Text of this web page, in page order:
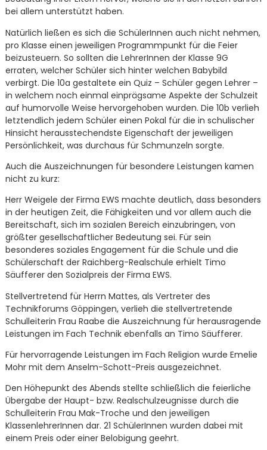
bei allem unterstützt haben.
Natürlich ließen es sich die SchülerInnen auch nicht nehmen,
pro Klasse einen jeweiligen Programmpunkt für die Feier
beizusteuern. So sollten die LehrerInnen der Klasse 9G
erraten, welcher Schüler sich hinter welchen Babybild
verbirgt. Die 10a gestaltete ein Quiz – Schüler gegen Lehrer –
in welchem noch einmal einprägsame Aspekte der Schulzeit
auf humorvolle Weise hervorgehoben wurden. Die 10b verlieh
letztendlich jedem Schüler einen Pokal für die in schulischer
Hinsicht herausstechendste Eigenschaft der jeweiligen
Persönlichkeit, was durchaus für Schmunzeln sorgte.
Auch die Auszeichnungen für besondere Leistungen kamen
nicht zu kurz:
Herr Weigele der Firma EWS machte deutlich, dass besonders
in der heutigen Zeit, die Fähigkeiten und vor allem auch die
Bereitschaft, sich im sozialen Bereich einzubringen, von
größter gesellschaftlicher Bedeutung sei. Für sein
besonderes soziales Engagement für die Schule und die
Schülerschaft der Raichberg-Realschule erhielt Timo
Säufferer den Sozialpreis der Firma EWS.
Stellvertretend für Herrn Mattes, als Vertreter des
Technikforums Göppingen, verlieh die stellvertretende
Schulleiterin Frau Raabe die Auszeichnung für herausragende
Leistungen im Fach Technik ebenfalls an Timo Säufferer.
Für hervorragende Leistungen im Fach Religion wurde Emelie
Mohr mit dem Anselm-Schott-Preis ausgezeichnet.
Den Höhepunkt des Abends stellte schließlich die feierliche
Übergabe der Haupt- bzw. Realschulzeugnisse durch die
Schulleiterin Frau Mak-Troche und den jeweiligen
KlassenlehrerInnen dar. 21 SchülerInnen wurden dabei mit
einem Preis oder einer Belobigung geehrt.